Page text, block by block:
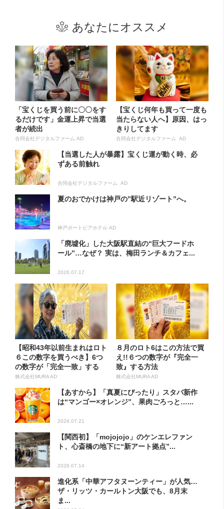
あなたにオススメ
「宝くじを買う前に〇〇をす
るだけです」金運上昇で当選
者が続出
合同会社デジタルファーム AD
【宝くじ何年も買って一度も
当たらない人へ】原因、はっ
きりしてます
合同会社デジタルファーム AD
【当選した人が暴露】宝くじ運が動く時、必
ずある前触れ
合同会社デジタルファーム AD
夏のおでかけは神戸の”駅近リゾート”へ。
神戸ポートピアホテル AD
「廃墟化」した大阪駅直結の“巨大フードホ
ール”…なぜ？ 実は、梅田ランチ＆カフェ...
2026.07.17
【昭和43年以前生まれはロト
６この数字を買うべき】6つ
の数字が「完全一致」する
方...
株式会社MURA AD
８月のロト6はこの方法で買
え!!６つの数字が『完全一
致』する方法
株式会社MURA AD
【あすから】「真夏にぴったり」スタバ新作
は“マンゴー×オレンジ”、果肉ごろっと…...
2026.07.21
【関西初】「mojojojo」のケンエレファン
ト、心斎橋の地下に“新アート拠点”...
2026.07.14
進化系「中華アフタヌーンティー」が人気…
ザ・リッツ・カールトン大阪でも、8月末
ま...